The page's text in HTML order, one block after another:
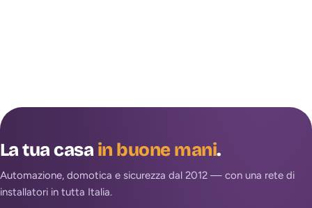
La tua casain buone mani.
Automazione, domotica e sicurezza dal 2012 — con una rete di
installatori in tutta Italia.